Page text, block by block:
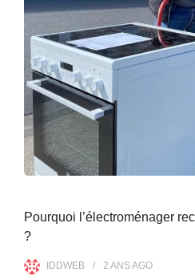
Pourquoi l’électroménager
?
IDDWEB 2 ANSAGO